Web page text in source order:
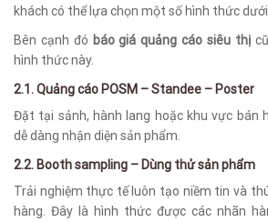
khách có thể lựa chọn một số hình thức dưới
Bên cạnh đó báo giá quảng cáo siêu thị
hình thức này.
2.1. Quảng cáo POSM – Standee – Poster
Đặt tại sảnh, hành lang hoặc khu vực bán
dễ dàng nhận diện sản phẩm.
2.2. Booth sampling – Dùng thử sản phẩm
Trải nghiệm thực tế luôn tạo niềm tin và
hàng. Đây là hình thức được các nhãn